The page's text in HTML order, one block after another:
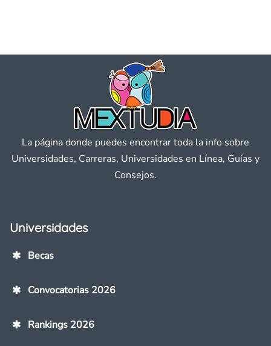
La página donde puedes encontrar toda la info sobre
Universidades, Carreras, Universidades en Línea, Guías y
Consejos.
Universidades
Becas
Convocatorias 2026
Rankings 2026